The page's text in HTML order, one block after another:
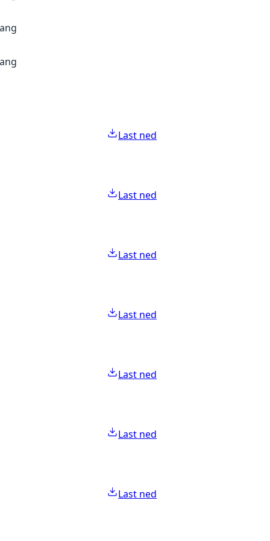
Last ned
Last ned
Last ned
Last ned
Last ned
Last ned
Last ned